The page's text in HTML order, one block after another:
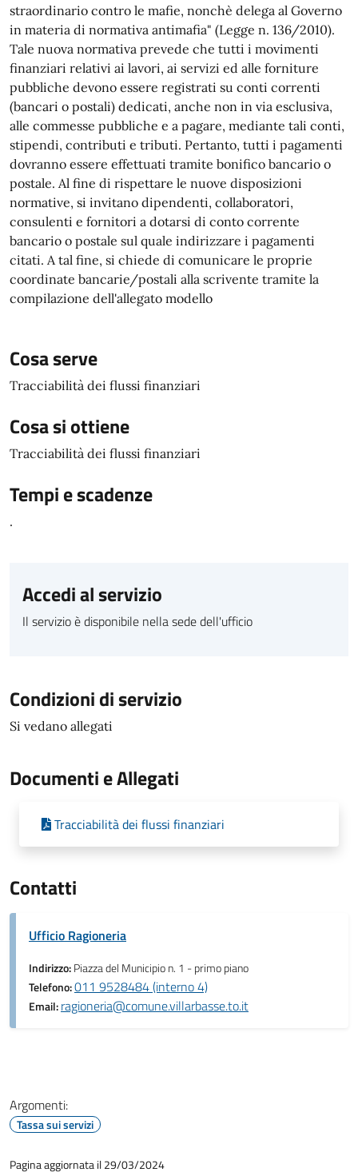
straordinario contro le mafie, nonchè delega al Governo
in materia di normativa antimafia" (Legge n. 136/2010).
Tale nuova normativa prevede che tutti i movimenti
finanziari relativi ai lavori, ai servizi ed alle forniture
pubbliche devono essere registrati su conti correnti
(bancari o postali) dedicati, anche non in via esclusiva,
alle commesse pubbliche e a pagare, mediante tali conti,
stipendi, contributi e tributi. Pertanto, tutti i pagamenti
dovranno essere effettuati tramite bonifico bancario o
postale. Al fine di rispettare le nuove disposizioni
normative, si invitano dipendenti, collaboratori,
consulenti e fornitori a dotarsi di conto corrente
bancario o postale sul quale indirizzare i pagamenti
citati. A tal fine, si chiede di comunicare le proprie
coordinate bancarie/postali alla scrivente tramite la
compilazione dell'allegato modello
Cosa serve
Tracciabilità dei flussi finanziari
Cosa si ottiene
Tracciabilità dei flussi finanziari
Tempi e scadenze
.
Accedi al servizio
Il servizio è disponibile nella sede dell'ufficio
Condizioni di servizio
Si vedano allegati
Documenti e Allegati
Tracciabilità dei flussi finanziari
Contatti
Ufficio Ragioneria
Indirizzo:Piazza del Municipio n. 1 - primo piano
Telefono:011 9528484 (interno 4)
Email:ragioneria@comune.villarbasse.to.it
Argomenti:
Tassa sui servizi
Pagina aggiornata il 29/03/2024